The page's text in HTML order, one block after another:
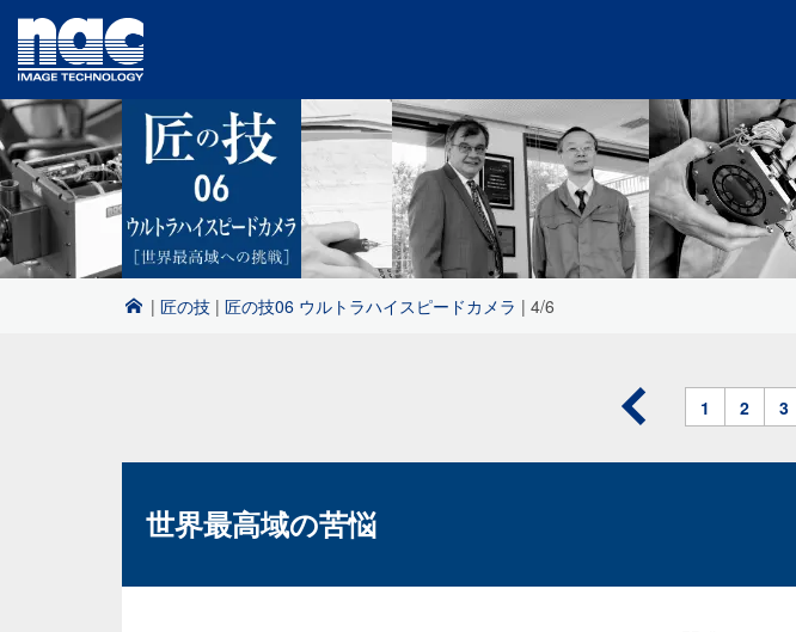
| 匠の技 | 匠の技06 ウルトラハイスピードカメラ | 4/6
1 2 3
世界最高域の苦悩